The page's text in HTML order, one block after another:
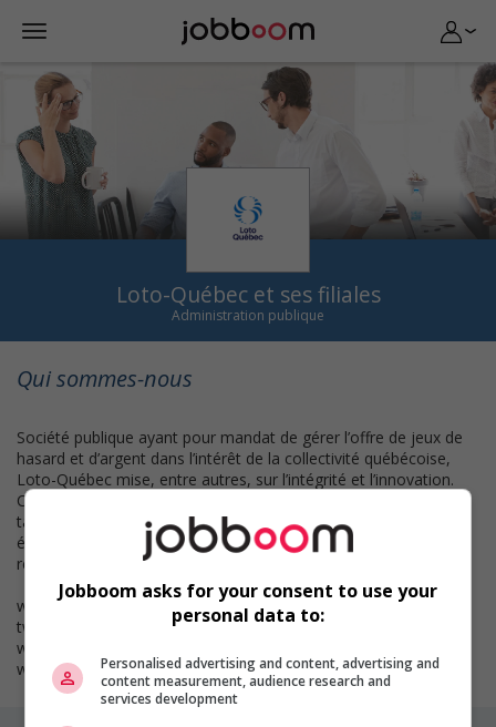
Loto-Québec et ses filiales
Administration publique
Qui sommes-nous
Société publique ayant pour mandat de gérer l’offre de jeux de
hasard et d’argent dans l’intérêt de la collectivité québécoise,
Loto-Québec mise, entre autres, sur l’intégrité et l’innovation.
C’est sans contredit l’environnement idéal pour développer ses
talents, au profit de tous. Elle représente un puissant moteur
économique où se conjuguent créativité, plaisir, rêve et
responsabilité sociale.
www.facebook.com/lotoquebec
twitter.com/lotoquebec
www.linkedin.com/company/loto-quebec
www.youtube.com/lotoquebec
Jobboom asks for your consent to use your
personal data to:
Personalised advertising and content, advertising and
content measurement, audience research and
services development